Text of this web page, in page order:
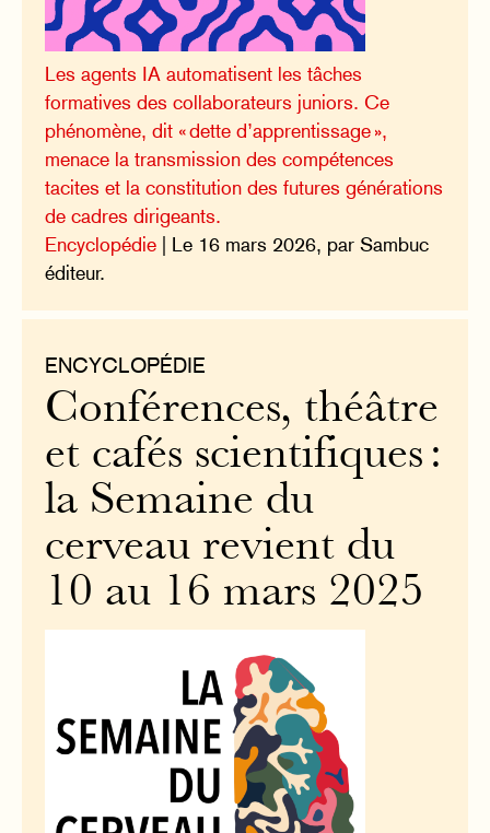
Les agents IA automatisent les tâches
formatives des collaborateurs juniors. Ce
phénomène, dit « dette d’apprentissage »,
menace la transmission des compétences
tacites et la constitution des futures générations
de cadres dirigeants.
Encyclopédie | Le 16 mars 2026, par Sambuc
éditeur.
ENCYCLOPÉDIE
Conférences, théâtre
et cafés scientifiques :
la Semaine du
cerveau revient du
10 au 16 mars 2025